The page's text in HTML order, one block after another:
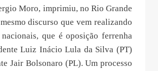
Moro, imprimiu, no Rio Grande
discurso que vem realizando
que é oposição ferrenha
Luiz Inácio Lula da Silva (PT)
Jair Bolsonaro (PL). Um processo